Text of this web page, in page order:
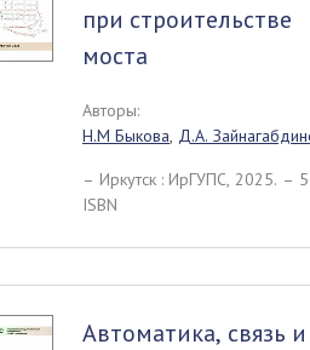
при строительстве
моста
Авторы:
Н.М Быкова, Д.А.
– Иркутск : ИрГУПС, 2025. –
ISBN
Автоматика, связь и